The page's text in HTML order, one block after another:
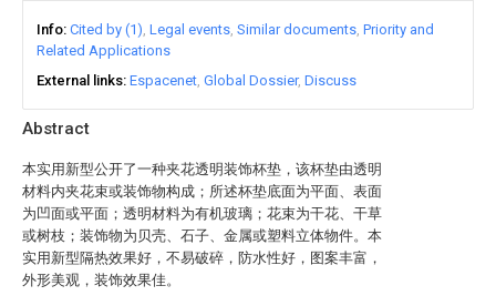
Abstract
本实用新型公开了一种夹花透明装饰杯垫，该杯垫由透明
材料内夹花束或装饰物构成；所述杯垫底面为平面、表面
为凹面或平面；透明材料为有机玻璃；花束为干花、干草
或树枝；装饰物为贝壳、石子、金属或塑料立体物件。本
实用新型隔热效果好，不易破碎，防水性好，图案丰富，
外形美观，装饰效果佳。
Info Cited by (1) Legal events Similar documents Priority and
Related Applications
External links Espacenet Global Dossier Discuss